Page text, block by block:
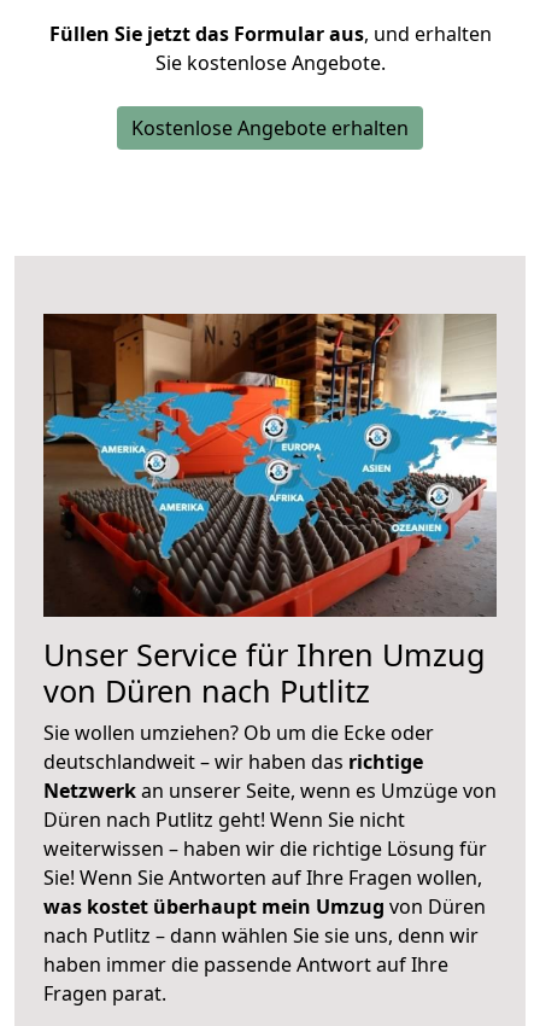
Füllen Sie jetzt das Formular aus, und erhalten
Sie kostenlose Angebote.
Kostenlose Angebote erhalten
Unser Service für Ihren Umzug
von Düren nach Putlitz
Sie wollen umziehen? Ob um die Ecke oder
deutschlandweit – wir haben das richtige
Netzwerkan unserer Seite, wenn es Umzüge von
Düren nach Putlitz geht! Wenn Sie nicht
weiterwissen – haben wir die richtige Lösung für
Sie! Wenn Sie Antworten auf Ihre Fragen wollen,
was kostet überhaupt mein Umzug von Düren
nach Putlitz – dann wählen Sie sie uns, denn wir
haben immer die passende Antwort auf Ihre
Fragen parat.